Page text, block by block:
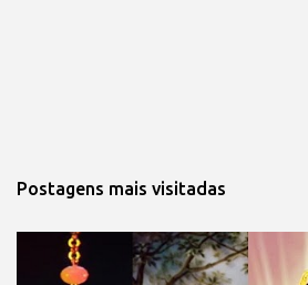
Postagens mais visitadas